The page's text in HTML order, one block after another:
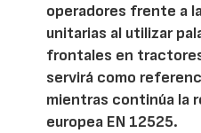
operadores frente a
unitarias al utilizar
frontales en
servirá como
mientras continúa la
europea EN 12525.